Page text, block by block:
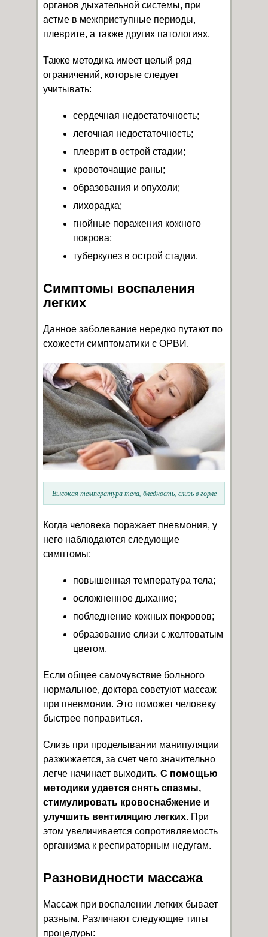
органов дыхательной системы, при
астме в межприступные периоды,
плеврите, а также других патологиях.
Также методика имеет целый ряд
ограничений, которые следует
учитывать:
сердечная недостаточность;
легочная недостаточность;
плеврит в острой стадии;
кровоточащие раны;
образования и опухоли;
лихорадка;
гнойные поражения кожного
покрова;
туберкулез в острой стадии.
Симптомы воспаления
легких
Данное заболевание нередко путают по
схожести симптоматики с ОРВИ.
Высокая температура тела, бледность, слизь в горле
Когда человека поражает пневмония, у
него наблюдаются следующие
симптомы:
повышенная температура тела;
осложненное дыхание;
побледнение кожных покровов;
образование слизи с желтоватым
цветом.
Если общее самочувствие больного
нормальное, доктора советуют массаж
при пневмонии. Это поможет человеку
быстрее поправиться.
Слизь при проделывании манипуляции
разжижается, за счет чего значительно
легче начинает выходить. С помощью
методики удается снять спазмы,
стимулировать кровоснабжение и
улучшить вентиляцию легких. При
этом увеличивается сопротивляемость
организма к респираторным недугам.
Разновидности массажа
Массаж при воспалении легких бывает
разным. Различают следующие типы
процедуры: